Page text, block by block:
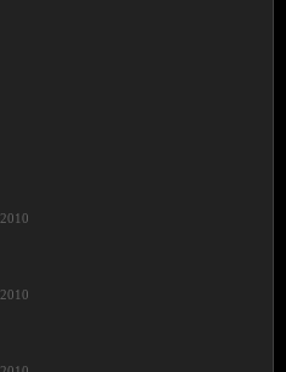
2010
2010